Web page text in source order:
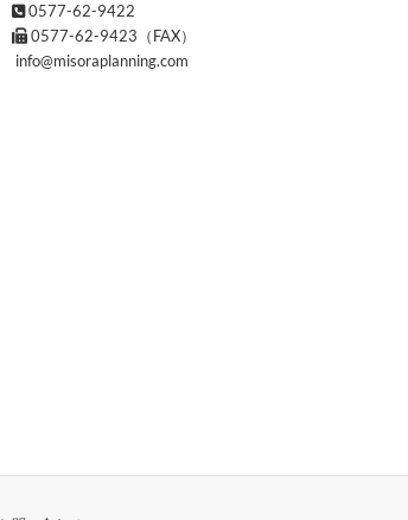
0577-62-9422
0577-62-9423（FAX）
info@misoraplanning.com